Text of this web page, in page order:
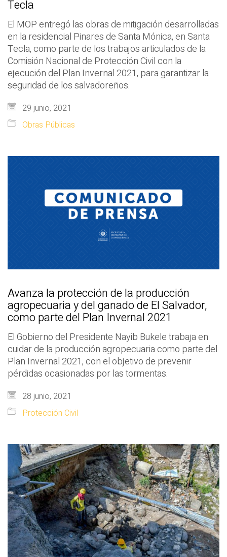
Tecla
El MOP entregó las obras de mitigación desarrolladas
en la residencial Pinares de Santa Mónica, en Santa
Tecla, como parte de los trabajos articulados de la
Comisión Nacional de Protección Civil con la
ejecución del Plan Invernal 2021, para garantizar la
seguridad de los salvadoreños.
29 junio, 2021
Obras Públicas
Avanza la protección de la producción
agropecuaria y del ganado de El Salvador,
como parte del Plan Invernal 2021
El Gobierno del Presidente Nayib Bukele trabaja en
cuidar de la producción agropecuaria como parte del
Plan Invernal 2021, con el objetivo de prevenir
pérdidas ocasionadas por las tormentas.
28 junio, 2021
Protección Civil